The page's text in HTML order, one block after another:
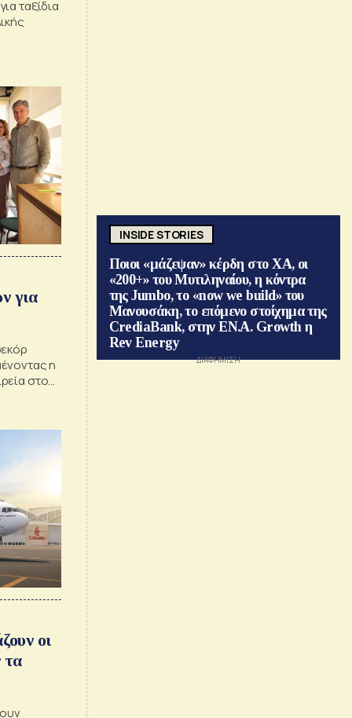
ταξίδια
για
η
στον
οι
τα
INSIDE STORIES
Ποιοι «μάζεψαν» κέρδη στο ΧΑ, οι
«200+» του Μυτιληναίου, η κόντρα
της Jumbo, το «now we build» του
Μανουσάκη, το επόμενο στοίχημα της
CrediaBank, στην ΕΝ.Α. Growth η
Rev Energy